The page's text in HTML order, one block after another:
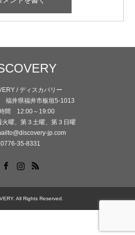
/ ディスカバリー
福井県福井市板垣5-1013
間 12:00～19:00
曜、第３土曜、第３日曜
jp.com
0776-35-8331
. All Rights Reserved.